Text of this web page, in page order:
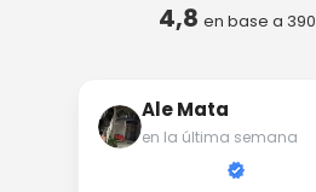
4,8 en base a 390
Ale Mata
en la última semana